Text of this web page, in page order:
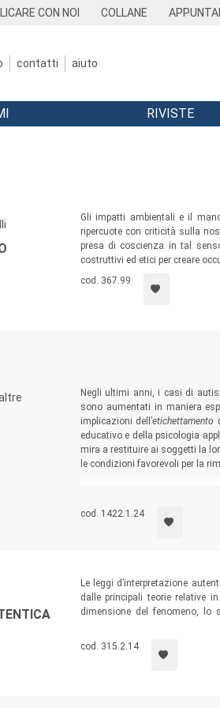
CON NOI COLLANE
contatti aiuto
RIVISTE
Gli impatti ambientali e il
ripercuote con criticità sulla
presa di coscienza in tal
costruttivi ed etici per creare
cod. 367.99
Negli ultimi anni, i casi di
sono aumentati in maniera
implicazioni dell’etichettamento
educativo e della psicologia
mira a restituire ai soggetti la
le condizioni favorevoli per la
cod. 1422.1.24
Le leggi d’interpretazione
dalle principali teorie relative
dimensione del fenomeno, lo
fenomeno suscita), ma anche
cod. 315.2.14